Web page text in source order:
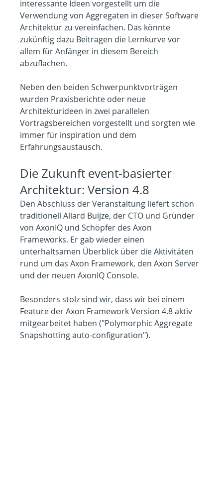
interessante Ideen vorgestellt um die
Verwendung von Aggregaten in dieser Software
Architektur zu vereinfachen. Das könnte
zukünftig dazu Beitragen die Lernkurve vor
allem für Anfänger in diesem Bereich
abzuflachen.
Neben den beiden Schwerpunktvorträgen
wurden Praxisberichte oder neue
Architekturideen in zwei parallelen
Vortragsbereichen vorgestellt und sorgten wie
immer für inspiration und dem
Erfahrungsaustausch.
Die Zukunft event-basierter
Architektur: Version 4.8
Den Abschluss der Veranstaltung liefert schon
traditionell Allard Buijze, der CTO und Gründer
von AxonIQ und Schöpfer des Axon
Frameworks. Er gab wieder einen
unterhaltsamen Überblick über die Aktivitäten
rund um das Axon Framework, den Axon Server
und der neuen AxonIQ Console.
Besonders stolz sind wir, dass wir bei einem
Feature der Axon Framework Version 4.8 aktiv
mitgearbeitet haben ("Polymorphic Aggregate
Snapshotting auto-configuration").